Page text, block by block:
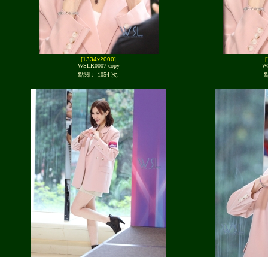
[1334x2000]
WSLR0007 copy
點閱： 1054 次.